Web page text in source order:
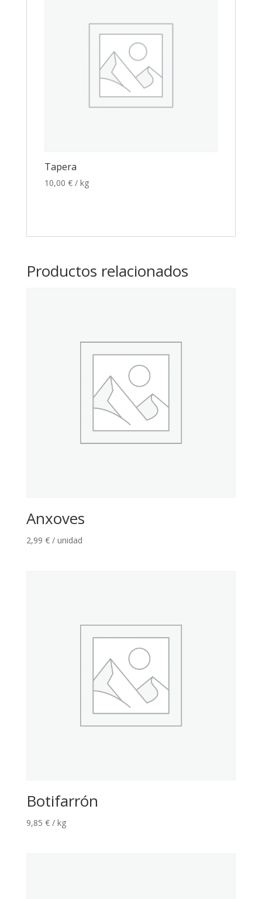
Tapera
10,00 € / kg
Productos relacionados
Anxoves
2,99 € / unidad
Botifarrón
9,85 € / kg